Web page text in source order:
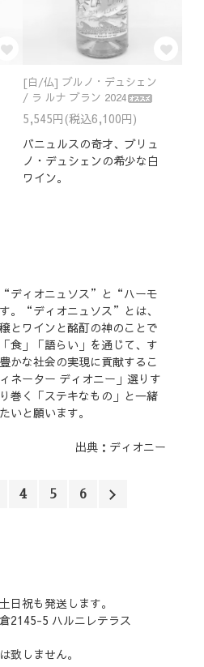
[白/仏] ブルノ・デュシェン
/ ラ ルナ ブラン 2024
5,545円(税込6,100円)
バニュルスの奇才、ブリュ
ノ・デュシェンの希少な白
ワイン。
“ディオニュソス”と“ハーモ
。“ディオニュソス”とは、
とワインと酩酊の神のことで
食」「語らい」を通じて、す
かな社会の実現に貢献するこ
ネーター ディオニー」選りす
巻く「ステキなもの」と一緒
いと願います。
出典：ディオニー
4 5 6
日祝も発送します。
2145-5 ハルニレテラス
致しません。